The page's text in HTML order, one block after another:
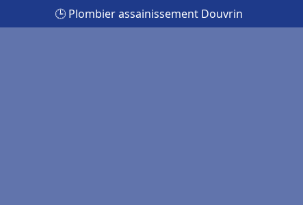
🕒 Plombier assainissement Douvrin